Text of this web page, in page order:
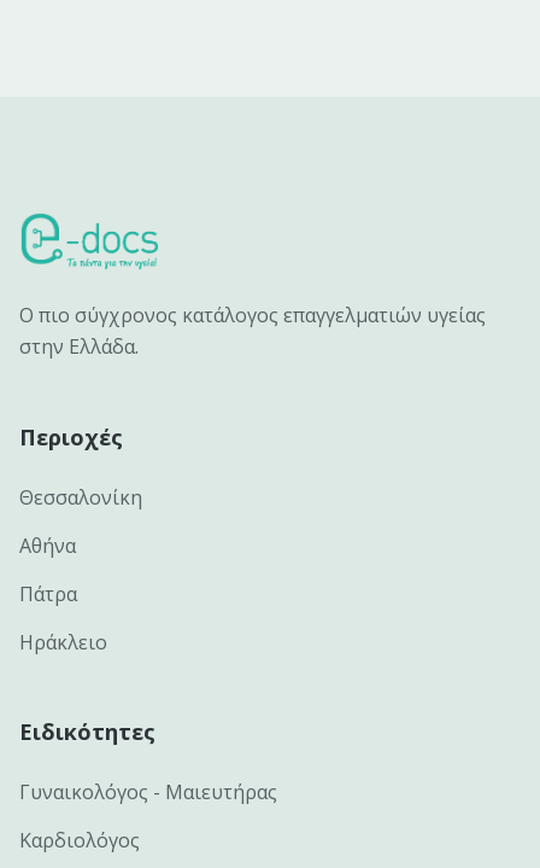
Ο πιο σύγχρονος κατάλογος επαγγελματιών υγείας
στην Ελλάδα.
Περιοχές
Θεσσαλονίκη
Αθήνα
Πάτρα
Ηράκλειο
Ειδικότητες
Γυναικολόγος - Μαιευτήρας
Καρδιολόγος